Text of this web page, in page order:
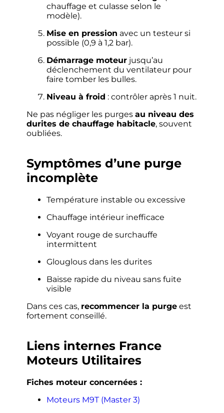
chauffage et culasse selon le
modèle).
Mise en pression avec un testeur si
possible (0,9 à 1,2 bar).
Démarrage moteur jusqu’au
déclenchement du ventilateur pour
faire tomber les bulles.
Niveau à froid : contrôler après 1 nuit.
Ne pas négliger les purges au niveau des
durites de chauffage habitacle, souvent
oubliées.
Symptômes d’une purge
incomplète
Température instable ou excessive
Chauffage intérieur inefficace
Voyant rouge de surchauffe
intermittent
Glouglous dans les durites
Baisse rapide du niveau sans fuite
visible
Dans ces cas, recommencer la purge est
fortement conseillé.
Liens internes France
Moteurs Utilitaires
Fiches moteur concernées :
Moteurs M9T (Master 3)